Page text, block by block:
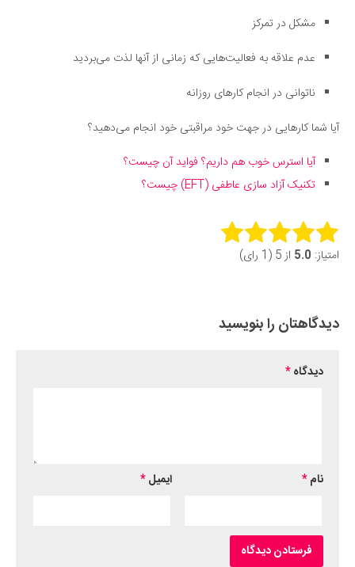
مشکل در تمرکز
عدم علاقه به فعالیت‌هایی که زمانی از آنها لذت می‌بردید
ناتوانی در انجام کارهای روزانه
آیا شما کارهایی در جهت خود مراقبتی خود انجام می‌دهید؟
آیا استرس خوب هم داریم؟ فواید آن چیست؟
تکنیک آزا‌د سازی عاطفی (EFT) چیست؟
Rate this item:
امتیاز: 5.0 از 5 (1 رای)
دیدگاهتان را بنویسید
دیدگاه*
نام* ایمیل*